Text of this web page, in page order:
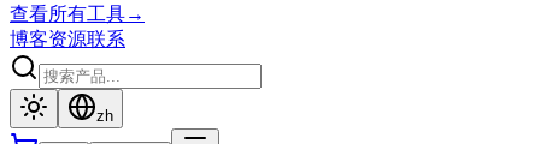
查看所有工具→
博客资源联系
zh